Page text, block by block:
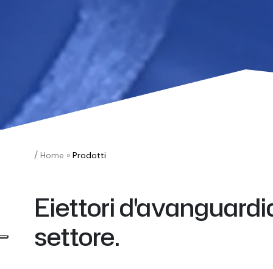
/ Home » Prodotti
Eiettori
settore.